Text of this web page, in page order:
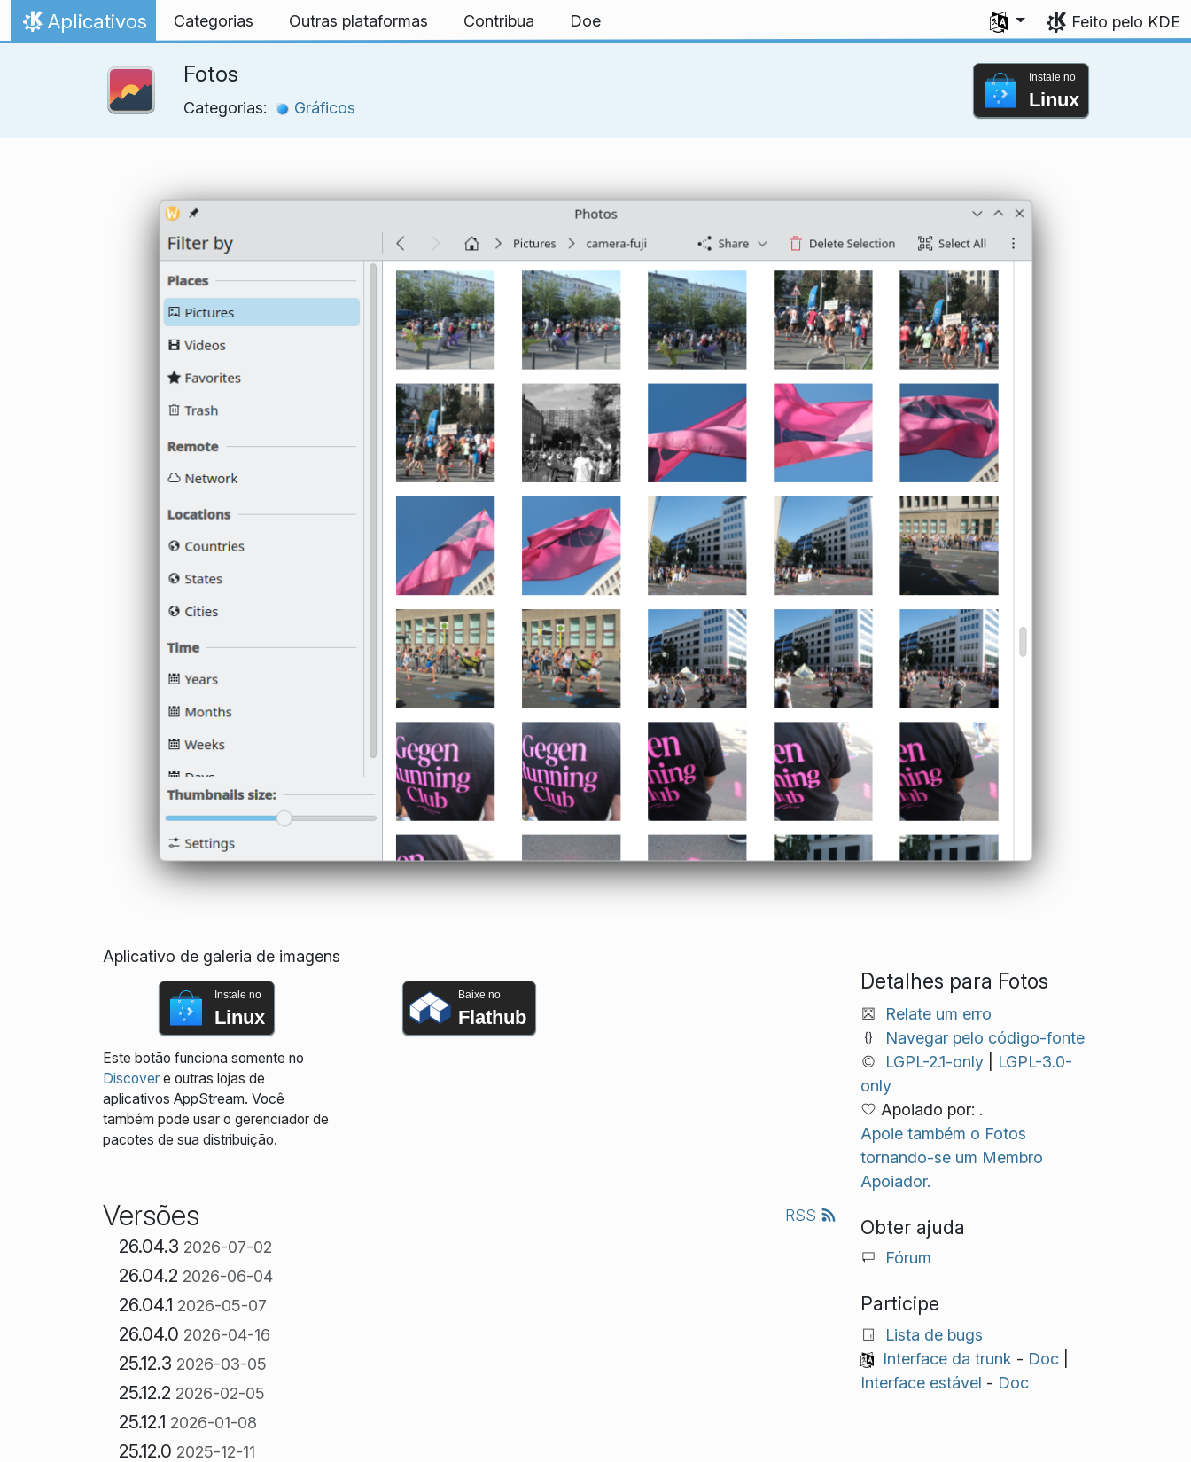
Ir para o conteúdo
Início
Aplicativos Categorias Outras plataformas Contribua Doe
Selecione seu idioma
Feito pelo KDE
Fotos
Categorias: Gráficos
Instale no
Linux
Aplicativo de galeria de imagens
Instale no
Linux
Este botão funciona somente no
Discovere outras lojas de
aplicativos AppStream. Você
também pode usar o gerenciador de
pacotes de sua distribuição.
Baixe no
Flathub
Versões RSS
26.04.3 2026-07-02
26.04.2 2026-06-04
26.04.1 2026-05-07
26.04.0 2026-04-16
25.12.3 2026-03-05
25.12.2 2026-02-05
25.12.1 2026-01-08
25.12.0 2025-12-11
Detalhes para Fotos
Relate um erro
Navegar pelo código-fonte
LGPL-2.1-only|
LGPL-3.0-
only
Apoiado por: .
Apoie também o Fotos
tornando-se um Membro
Apoiador.
Obter ajuda
Fórum
Participe
Lista de bugs
Interface da trunk - Doc|
Interface estável - Doc